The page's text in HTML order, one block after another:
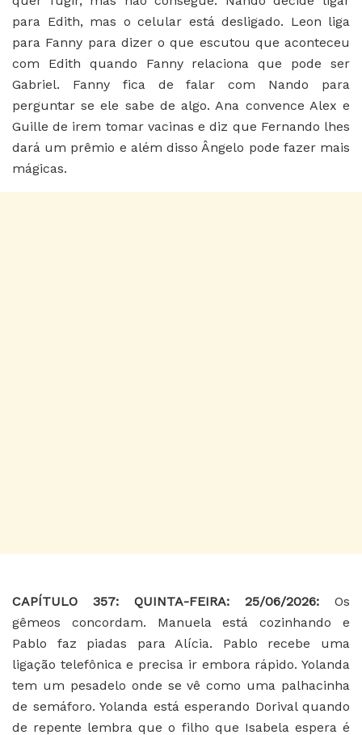
para Edith, mas o celular está desligado. Leon liga
para Fanny para dizer o que escutou que aconteceu
com Edith quando Fanny relaciona que pode ser
Gabriel. Fanny fica de falar com Nando para
perguntar se ele sabe de algo. Ana convence Alex e
Guille de irem tomar vacinas e diz que Fernando lhes
dará um prêmio e além disso Ângelo pode fazer mais
mágicas.
CAPÍTULO 357: QUINTA-FEIRA: 25/06/2026: Os
gêmeos concordam. Manuela está cozinhando e
Pablo faz piadas para Alícia. Pablo recebe uma
ligação telefônica e precisa ir embora rápido. Yolanda
tem um pesadelo onde se vê como uma palhacinha
de semáforo. Yolanda está esperando Dorival quando
de repente lembra que o filho que Isabela espera é